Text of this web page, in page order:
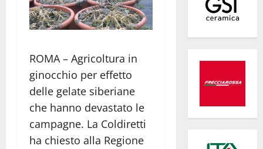
ROMA – Agricoltura in
ginocchio per effetto
delle gelate siberiane
che hanno devastato le
campagne. La Coldiretti
ha chiesto alla Regione